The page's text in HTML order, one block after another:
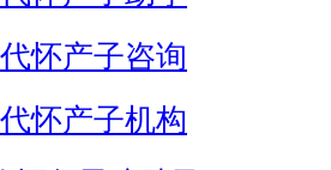
怀产子咨询
怀产子机构